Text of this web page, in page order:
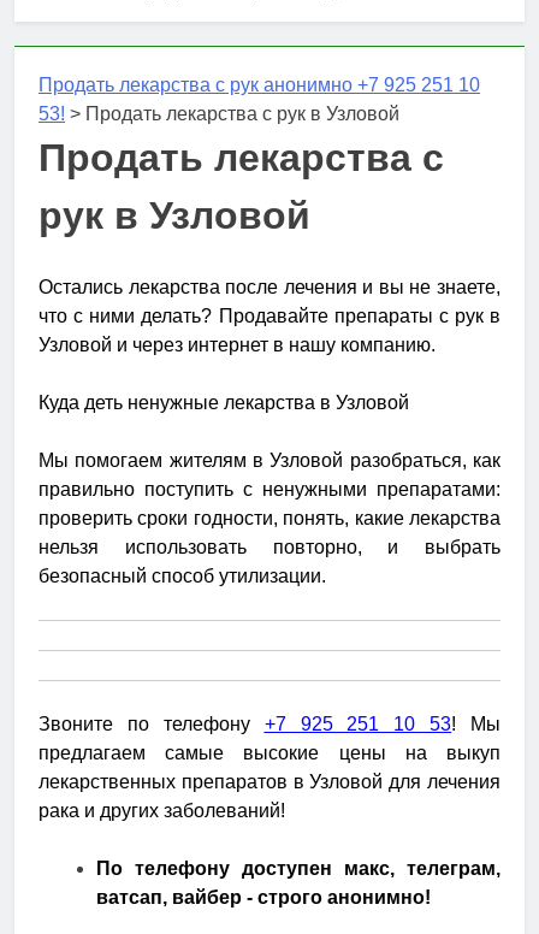
Продать лекарства с рук анонимно +7 925 251 10
53! > Продать лекарства с рук в Узловой
Продать лекарства с
рук в Узловой
Остались лекарства после лечения и вы не знаете,
что с ними делать? Продавайте препараты с рук в
Узловой и через интернет в нашу компанию.
Куда деть ненужные лекарства в Узловой
Мы помогаем жителям в Узловой разобраться, как
правильно поступить с ненужными препаратами:
проверить сроки годности, понять, какие лекарства
нельзя использовать повторно, и выбрать
безопасный способ утилизации.
Звоните по телефону +7 925 251 10 53! Мы
предлагаем самые высокие цены на выкуп
лекарственных препаратов в Узловой для лечения
рака и других заболеваний!
По телефону доступен макс, телеграм,
ватсап, вайбер - строго анонимно!